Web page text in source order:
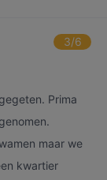
3/6
Prima
maar we
kwartier